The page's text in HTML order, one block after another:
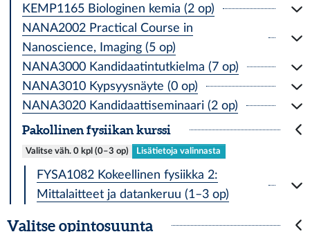
KEMP1165 Biologinen kemia (2 op)
NANA2002 Practical Course in
Nanoscience, Imaging (5 op)
NANA3000 Kandidaatintutkielma (7 op)
NANA3010 Kypsyysnäyte (0 op)
NANA3020 Kandidaattiseminaari (2 op)
Pakollinen fysiikan kurssi
Valitse väh. 0 kpl (0–3 op) Lisätietoja valinnasta
FYSA1082 Kokeellinen fysiikka 2:
Mittalaitteet ja datankeruu (1–3 op)
Valitse opintosuunta